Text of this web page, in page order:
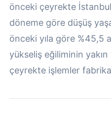
önceki çeyrekte
döneme göre düşüş
önceki yıla göre %45,5
yükseliş eğiliminin
çeyrekte işlemler fabrika